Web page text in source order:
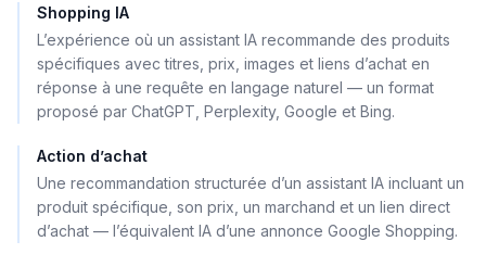
Shopping IA
L’expérience où un assistant IA recommande des produits
spécifiques avec titres, prix, images et liens d’achat en
réponse à une requête en langage naturel — un format
proposé par ChatGPT, Perplexity, Google et Bing.
Action d’achat
Une recommandation structurée d’un assistant IA incluant un
produit spécifique, son prix, un marchand et un lien direct
d’achat — l’équivalent IA d’une annonce Google Shopping.